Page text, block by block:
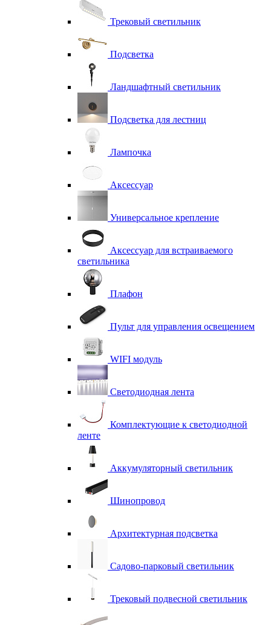
Трековый светильник
Подсветка
Ландшафтный светильник
Подсветка для лестниц
Лампочка
Аксессуар
Универсальное крепление
Аксессуар для встраиваемого
светильника
Плафон
Пульт для управления освещением
WIFI модуль
Светодиодная лента
Комплектующие к светодиодной
ленте
Аккумуляторный светильник
Шинопровод
Архитектурная подсветка
Садово-парковый светильник
Трековый подвесной светильник